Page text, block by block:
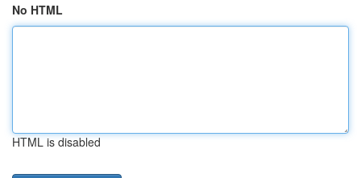
No HTML
HTML is disabled